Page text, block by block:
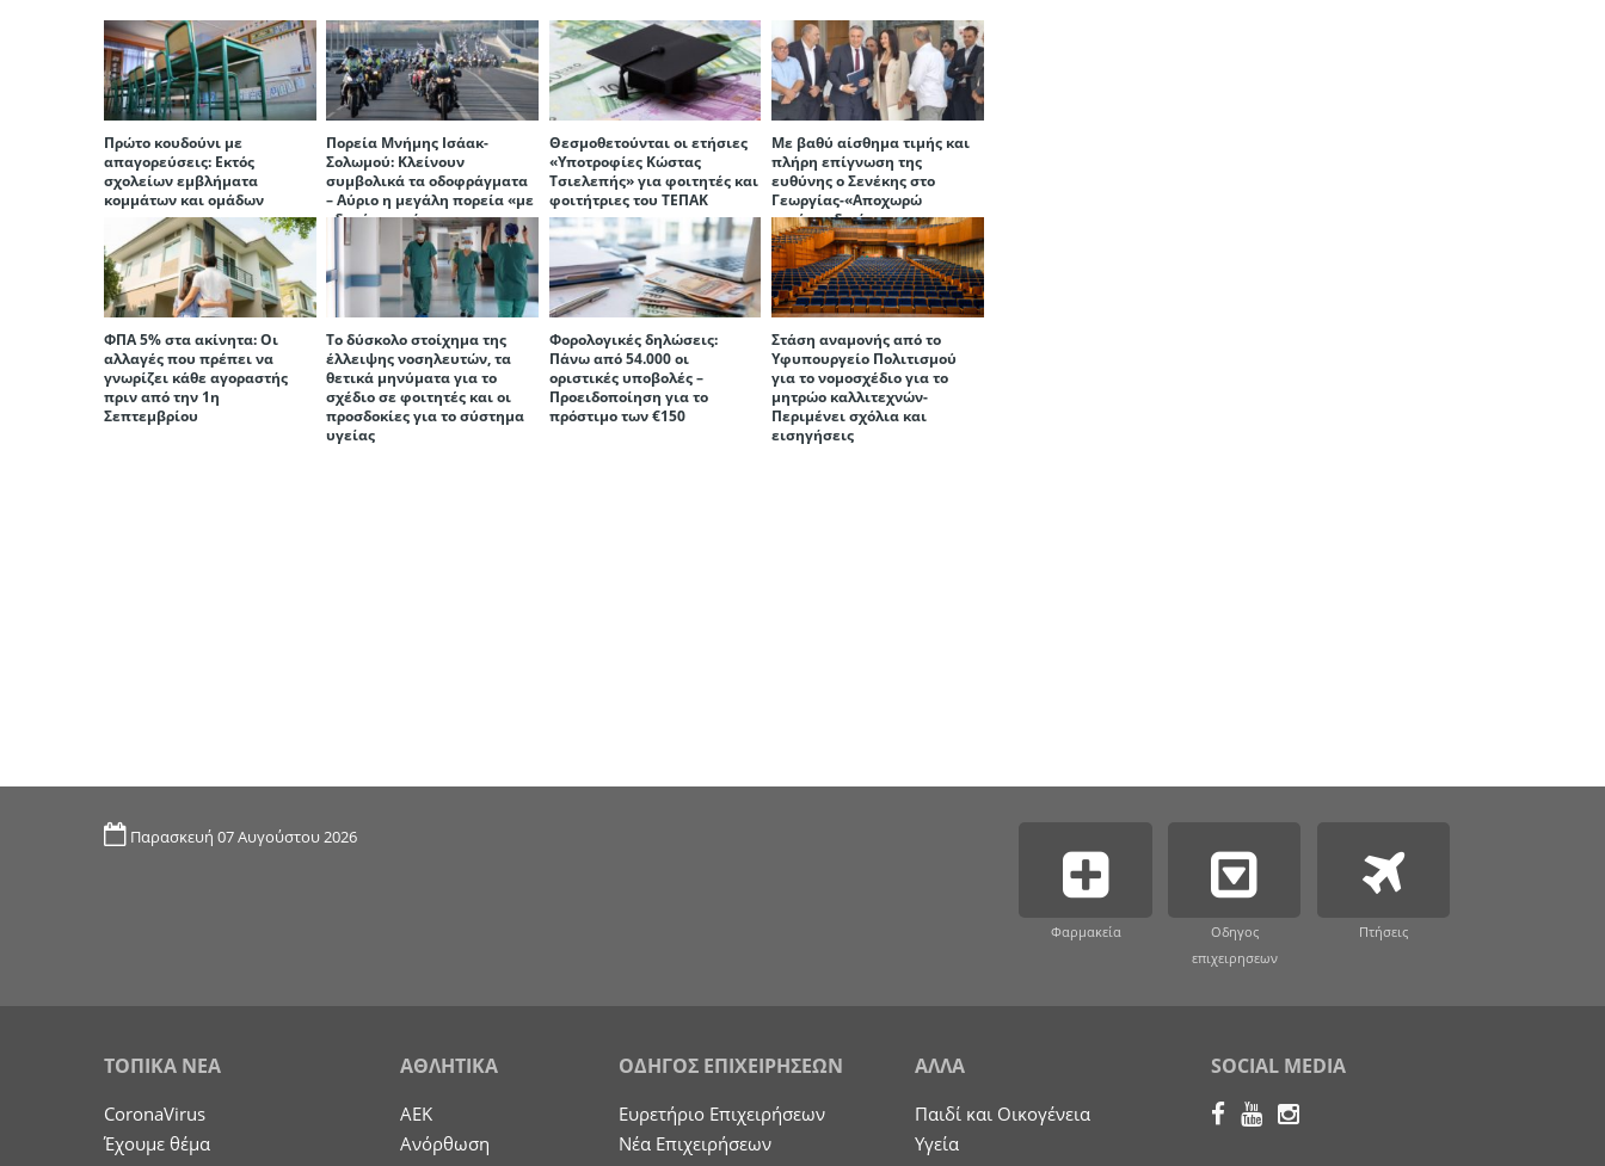
Πρώτο κουδούνι με
απαγορεύσεις: Εκτός
σχολείων εμβλήματα
κομμάτων και ομάδων
Πορεία Μνήμης Ισάακ-
Σολωμού: Κλείνουν
συμβολικά τα οδοφράγματα
– Αύριο η μεγάλη πορεία «με
οδηγό τη μνήμη»
Θεσμοθετούνται οι ετήσιες
«Υποτροφίες Κώστας
Τσιελεπής» για φοιτητές και
φοιτήτριες του ΤΕΠΑΚ
Με βαθύ αίσθημα τιμής και
πλήρη επίγνωση της
ευθύνης ο Σενέκης στο
Γεωργίας-«Αποχωρώ
κατόπιν δικής μου
επιλογής», διαμήνυσε η
Παναγιώτου
ΦΠΑ 5% στα ακίνητα: Οι
αλλαγές που πρέπει να
γνωρίζει κάθε αγοραστής
πριν από την 1η
Σεπτεμβρίου
Το δύσκολο στοίχημα της
έλλειψης νοσηλευτών, τα
θετικά μηνύματα για το
σχέδιο σε φοιτητές και οι
προσδοκίες για το σύστημα
υγείας
Φορολογικές δηλώσεις:
Πάνω από 54.000 οι
οριστικές υποβολές –
Προειδοποίηση για το
πρόστιμο των €150
Στάση αναμονής από το
Υφυπουργείο Πολιτισμού
για το νομοσχέδιο για το
μητρώο καλλιτεχνών-
Περιμένει σχόλια και
εισηγήσεις
Παρασκευή 07 Αυγούστου 2026
Φαρμακεία
Οδηγος
επιχειρησεων
Πτήσεις
ΤΟΠΙΚΑ ΝΕΑ
CoronaVirus
Έχουμε θέμα
ΑΘΛΗΤΙΚΑ
ΑΕΚ
Ανόρθωση
ΟΔΗΓΟΣ ΕΠΙΧΕΙΡΗΣΕΩΝ
Ευρετήριο Επιχειρήσεων
Nέα Επιχειρήσεων
ΑΛΛΑ
Παιδί και Οικογένεια
Υγεία
SOCIAL MEDIA